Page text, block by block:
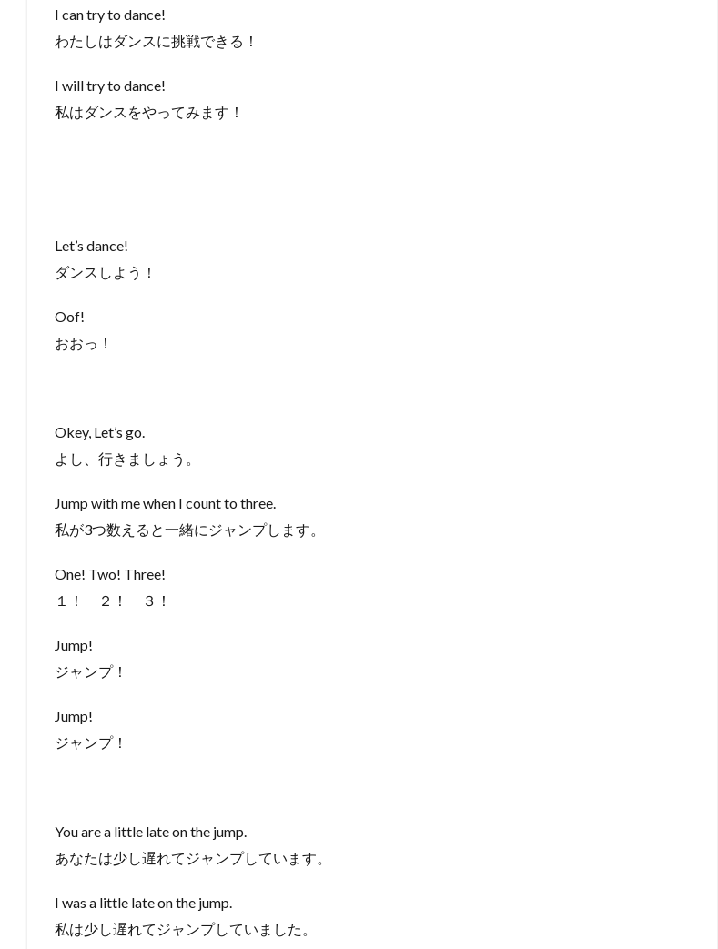
I can try to dance!
わたしはダンスに挑戦できる！
I will try to dance!
私はダンスをやってみます！
Let’s dance!
ダンスしよう！
Oof!
おおっ！
Okey, Let’s go.
よし、行きましょう。
Jump with me when I count to three.
私が3つ数えると一緒にジャンプします。
One! Two! Three!
１！ ２！ ３！
Jump!
ジャンプ！
Jump!
ジャンプ！
You are a little late on the jump.
あなたは少し遅れてジャンプしています。
I was a little late on the jump.
私は少し遅れてジャンプしていました。